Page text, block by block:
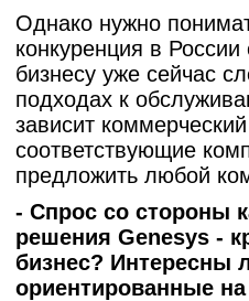
Однако нужно
конкуренция в
бизнесу уже сейчас
подходах к
зависит
соответствующие
предложить любой
- Спрос со стороны
решения Genesys -
бизнес? Интересны
ориентированные